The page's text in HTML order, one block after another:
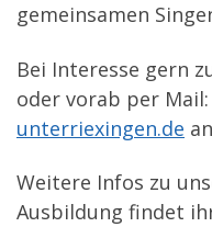
gemeinsamen
Bei Interesse gern
oder vorab per Mail:
unterriexingen.de
Weitere Infos zu
Ausbildung findet